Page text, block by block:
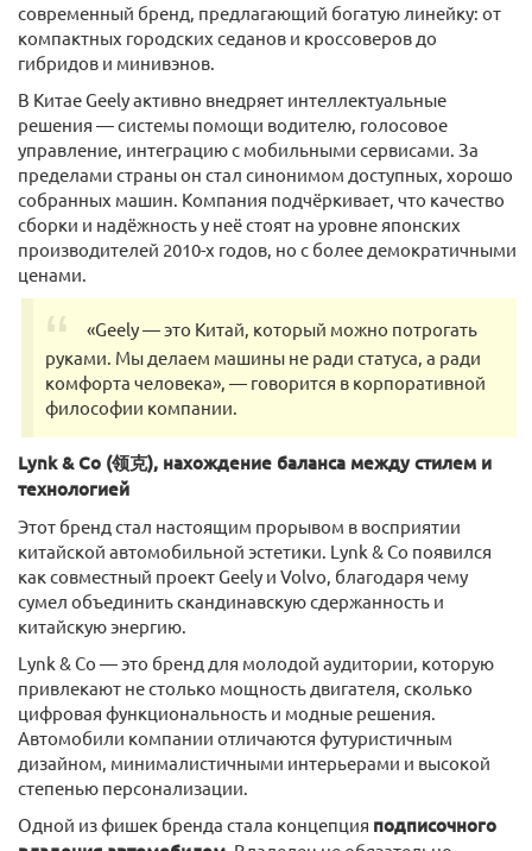
современный бренд, предлагающий богатую линейку: от
компактных городских седанов и кроссоверов до
гибридов и минивэнов.
В Китае Geely активно внедряет интеллектуальные
решения — системы помощи водителю, голосовое
управление, интеграцию с мобильными сервисами. За
пределами страны он стал синонимом доступных, хорошо
собранных машин. Компания подчёркивает, что качество
сборки и надёжность у неё стоят на уровне японских
производителей 2010-х годов, но с более демократичными
ценами.
«Geely — это Китай, который можно потрогать
руками. Мы делаем машины не ради статуса, а ради
комфорта человека», — говорится в корпоративной
философии компании.
Lynk & Co (领克), нахождение баланса между стилем и
технологией
Этот бренд стал настоящим прорывом в восприятии
китайской автомобильной эстетики. Lynk & Co появился
как совместный проект Geely и Volvo, благодаря чему
сумел объединить скандинавскую сдержанность и
китайскую энергию.
Lynk & Co — это бренд для молодой аудитории, которую
привлекают не столько мощность двигателя, сколько
цифровая функциональность и модные решения.
Автомобили компании отличаются футуристичным
дизайном, минималистичными интерьерами и высокой
степенью персонализации.
Одной из фишек бренда стала концепция подписочного